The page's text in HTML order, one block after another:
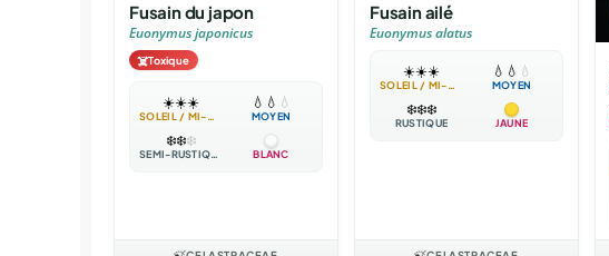
Fusain du japon
Euonymus japonicus
☠️Toxique
☀️☀️☀️
SOLEIL / MI-OMBRE
💧 💧 💧
MOYEN
❄️❄️❄️
SEMI-RUSTIQUE BLANC
Fusain ailé
Euonymus alatus
☀️☀️☀️
SOLEIL / MI-OMBRE
💧 💧 💧
MOYEN
❄️❄️❄️
RUSTIQUE JAUNE